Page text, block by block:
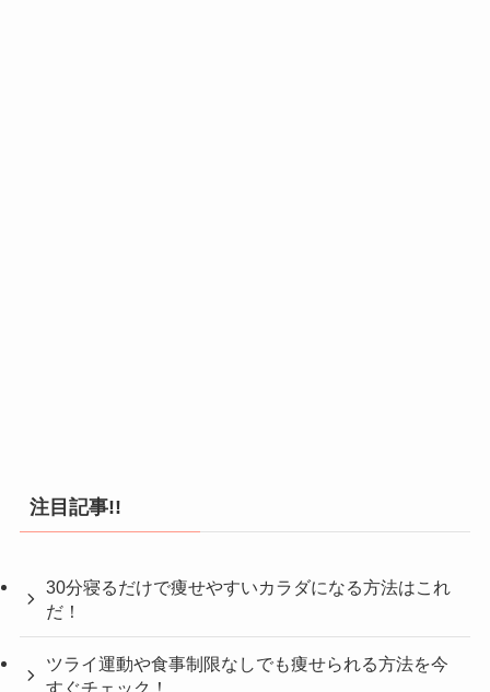
注目記事!!
30分寝るだけで痩せやすいカラダになる方法はこれ
だ！
ツライ運動や食事制限なしでも痩せられる方法を今
すぐチェック！